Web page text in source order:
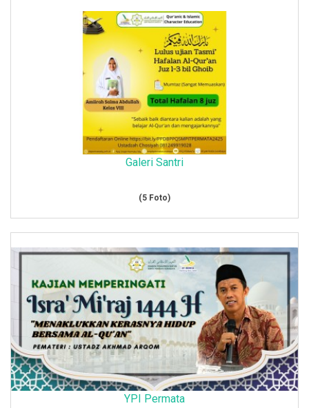
Galeri Santri
(5 Foto)
YPI Permata